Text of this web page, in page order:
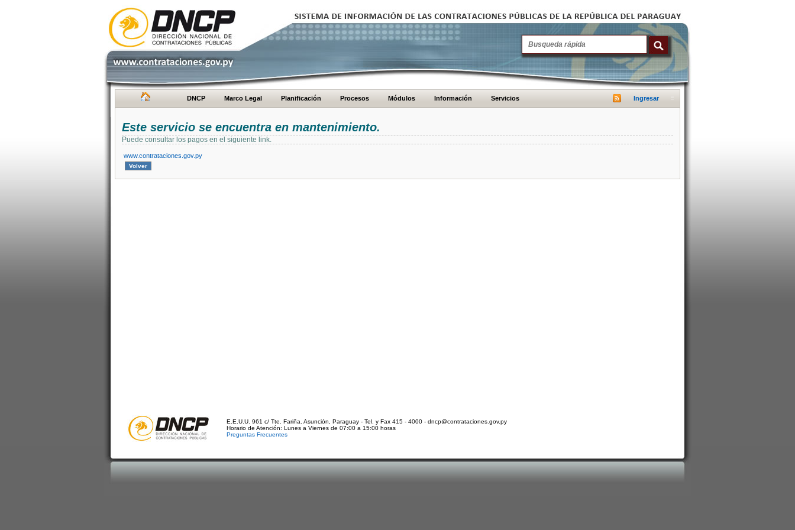
DNCP Marco Legal Planificación Procesos Módulos Información Servicios Ingresar
Este servicio se encuentra en mantenimiento.
Puede consultar los pagos en el siguiente link.
www.contrataciones.gov.py
E.E.U.U. 961 c/ Tte. Fariña. Asunción, Paraguay - Tel. y Fax 415 - 4000 - dncp@contrataciones.gov.py
Horario de Atención: Lunes a Viernes de 07:00 a 15:00 horas
Preguntas Frecuentes